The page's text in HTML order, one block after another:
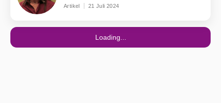
Artikel 21 Juli 2024
Loading...